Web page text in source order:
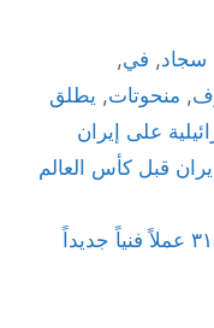
سجاد, في,
, منحوتات, يطلق
على إيران
قبل كأس العالم
متحف هيرشهورن يعلن اقتناء ٣١٤ عملاً فنياً جديداً